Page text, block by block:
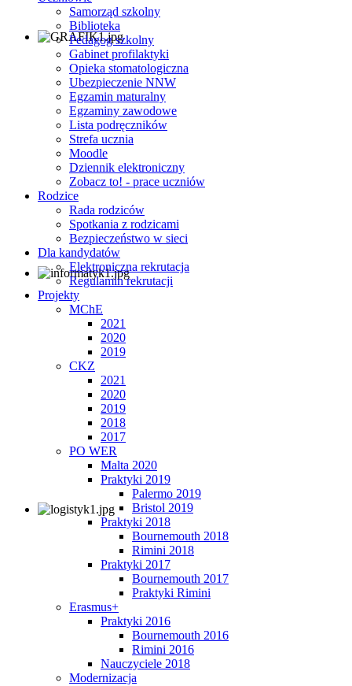
Samorząd szkolny
Biblioteka
Pedagog szkolny
Gabinet profilaktyki
Opieka stomatologiczna
Ubezpieczenie NNW
Egzamin maturalny
Egzaminy zawodowe
Lista podręczników
Strefa ucznia
Moodle
Dziennik elektroniczny
Zobacz to! - prace uczniów
Rodzice
Rada rodziców
Spotkania z rodzicami
Bezpieczeństwo w sieci
Dla kandydatów
Elektroniczna rekrutacja
Regulamin rekrutacji
Projekty
MChE
2021
2020
2019
CKZ
2021
2020
2019
2018
2017
PO WER
Malta 2020
Praktyki 2019
Palermo 2019
Bristol 2019
Praktyki 2018
Bournemouth 2018
Rimini 2018
Praktyki 2017
Bournemouth 2017
Praktyki Rimini
Erasmus+
Praktyki 2016
Bournemouth 2016
Rimini 2016
Nauczyciele 2018
Modernizacja